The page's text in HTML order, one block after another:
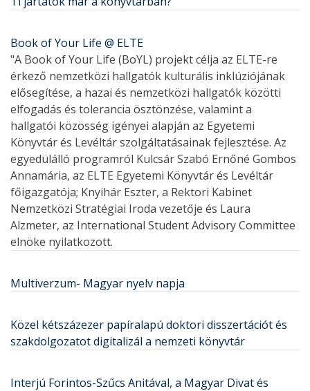
Book of Your Life @ ELTE
"A Book of Your Life (BoYL) projekt célja az ELTE-re
érkező nemzetközi hallgatók kulturális inklúziójának
elősegítése, a hazai és nemzetközi hallgatók közötti
elfogadás és tolerancia ösztönzése, valamint a
hallgatói közösség igényei alapján az Egyetemi
Könyvtár és Levéltár szolgáltatásainak fejlesztése. Az
egyedülálló programról Kulcsár Szabó Ernőné Gombos
Annamária, az ELTE Egyetemi Könyvtár és Levéltár
főigazgatója; Knyihár Eszter, a Rektori Kabinet
Nemzetközi Stratégiai Iroda vezetője és Laura
Alzmeter, az International Student Advisory Committee
elnöke nyilatkozott.
Multiverzum- Magyar nyelv napja
Közel kétszázezer papíralapú doktori disszertációt és
szakdolgozatot digitalizál a nemzeti könyvtár
Interjú Forintos-Szűcs Anitával, a Magyar Divat és